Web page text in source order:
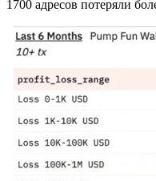
1700 адресов потеряли